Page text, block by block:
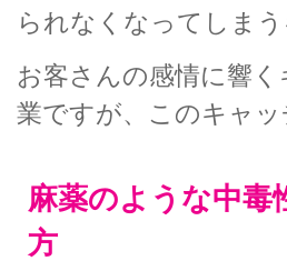
られなくなってしま
お客さんの感情に響
業ですが、このキャ
麻薬のような中
方